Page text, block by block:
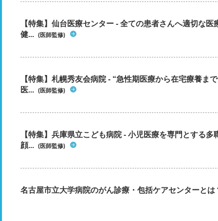
【特集】仙台医療センター - 全ての患者さんへ適切な
健... (医師監修)
【特集】札幌秀友会病院 - “急性期医療から在宅療養ま
医... (医師監修)
【特集】兵庫県立こども病院 - 小児医療を専門とする
顔... (医師監修)
名古屋市立大学病院のがん診療・包括ケアセンターとは